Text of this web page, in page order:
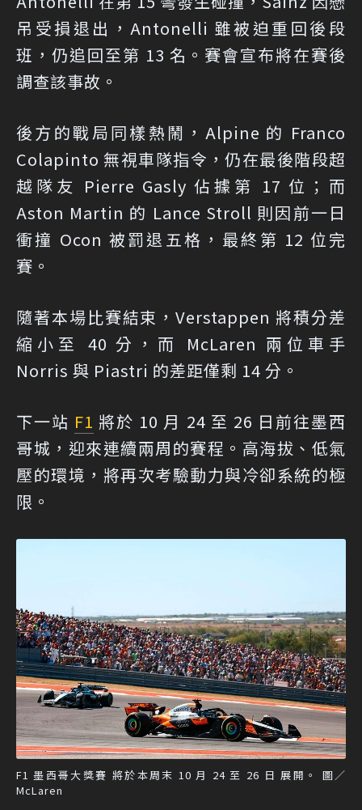
吊受損退出，Antonelli 雖被迫重回後段
班，仍追回至第 13 名。賽會宣布將在賽後
調查該事故。
後方的戰局同樣熱鬧，Alpine 的 Franco
Colapinto 無視車隊指令，仍在最後階段超
越隊友 Pierre Gasly 佔據第 17 位；而
Aston Martin 的 Lance Stroll 則因前一日
衝撞 Ocon 被罰退五格，最終第 12 位完
賽。
隨著本場比賽結束，Verstappen 將積分差
縮小至 40 分，而 McLaren 兩位車手
Norris 與 Piastri 的差距僅剩 14 分。
下一站 F1 將於 10 月 24 至 26 日前往墨西
哥城，迎來連續兩周的賽程。高海拔、低氣
壓的環境，將再次考驗動力與冷卻系統的極
限。
F1 墨西哥大獎賽 將於本周末 10 月 24 至 26 日 展開。 圖／
McLaren